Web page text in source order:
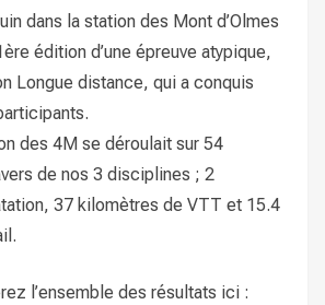
dans la station des Mont d’Olmes
édition d’une épreuve atypique,
Longue distance, qui a conquis
des 4M se déroulait sur 54
de nos 3 disciplines ; 2
37 kilomètres de VTT et 15.4
l’ensemble des résultats ici :